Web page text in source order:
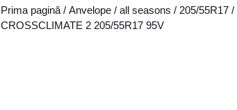
Prima pagină / Anvelope / all seasons / 205/55R17 /
CROSSCLIMATE 2 205/55R17 95V